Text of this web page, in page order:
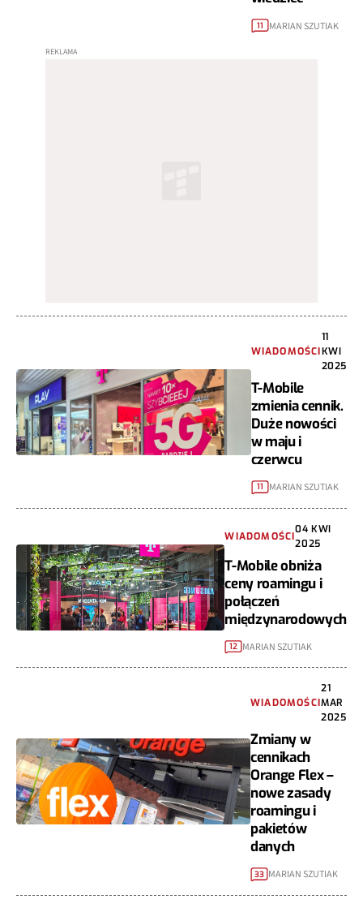
11 MARIAN SZUTIAK
WIADOMOŚCI
11
KWI
2025
T-Mobile
zmienia cennik.
Duże nowości
w maju i
czerwcu
11 MARIAN SZUTIAK
WIADOMOŚCI
04 KWI
2025
T-Mobile obniża
ceny roamingu i
połączeń
międzynarodowych
12 MARIAN SZUTIAK
WIADOMOŚCI
21
MAR
2025
Zmiany w
cennikach
Orange Flex –
nowe zasady
roamingu i
pakietów
danych
33 MARIAN SZUTIAK